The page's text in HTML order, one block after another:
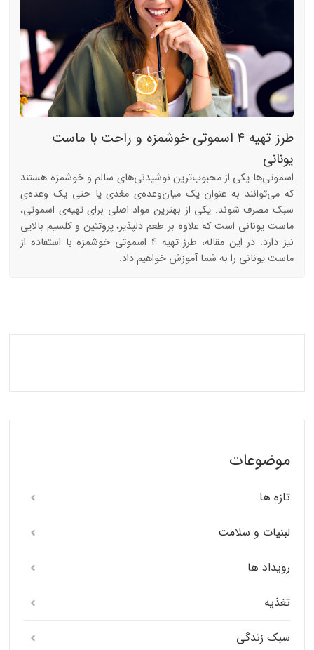
طرز تهیه 4 اسموتی خوشمزه و راحت با ماست
یونانی
اسموتی‌ها یکی از محبوب‌ترین نوشیدنی‌های سالم و خوشمزه هستند
که می‌توانند به عنوان یک میان‌وعده‌ی مغذی یا حتی یک وعده‌ی
سبک مصرف شوند. یکی از بهترین مواد اصلی برای تهیه‌ی اسموتی،
ماست یونانی است که علاوه بر طعم دلپذیر، پروتئین و کلسیم بالایی
نیز دارد. در این مقاله، طرز تهیه 4 اسموتی خوشمزه با استفاده از
ماست یونانی را به شما آموزش خواهیم داد.
موضوعات
تازه ها
لبنیات و سلامت
رویداد ها
تغذیه
سبک زندگی